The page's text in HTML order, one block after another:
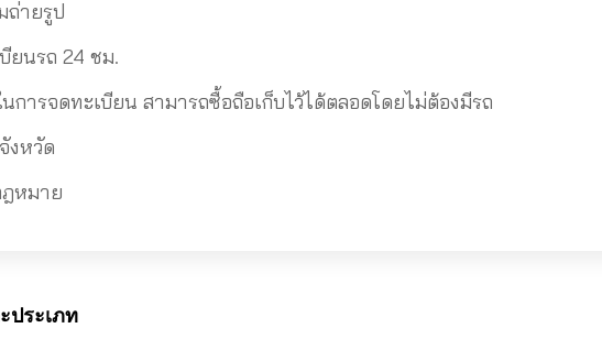
ถ่ายรูป
ยนรถ 24 ชม.
การจดทะเบียน สามารถซื้อถือเก็บไว้ได้ตลอดโดยไม่ต้องมีรถ
งหวัด
หมาย
ประเภท